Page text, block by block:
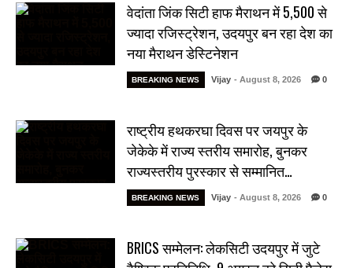
वेदांता जिंक सिटी हाफ मैराथन में 5,500 से
ज्यादा रजिस्ट्रेशन, उदयपुर बन रहा देश का
नया मैराथन डेस्टिनेशन
BREAKING NEWS Vijay - August 8, 2026 0
राष्ट्रीय हथकरघा दिवस पर जयपुर के
जेकेके में राज्य स्तरीय समारोह, बुनकर
राज्यस्तरीय पुरस्कार से सम्मानित…
BREAKING NEWS Vijay - August 8, 2026 0
BRICS सम्मेलन: लेकसिटी उदयपुर में जुटे